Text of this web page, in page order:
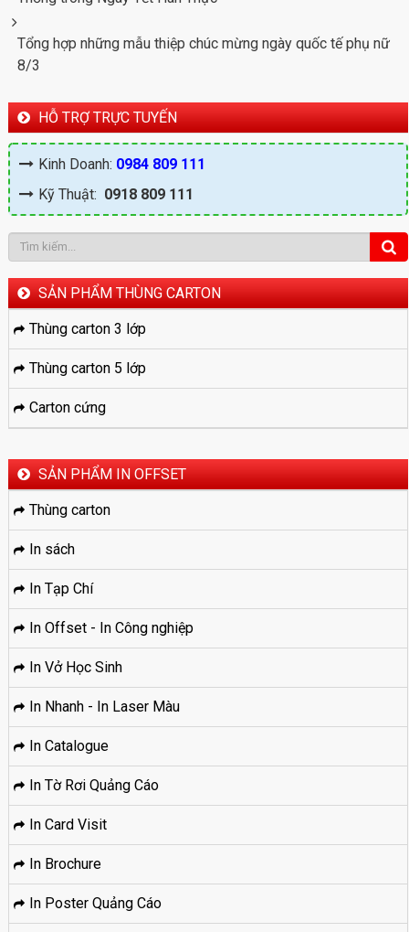
Tổng hợp những mẫu thiệp chúc mừng ngày quốc tế phụ nữ
8/3
HỖ TRỢ TRỰC TUYẾN
Kinh Doanh: 0984 809 111
Kỹ Thuật: 0918 809 111
SẢN PHẨM THÙNG CARTON
Thùng carton 3 lớp
Thùng carton 5 lớp
Carton cứng
SẢN PHẨM IN OFFSET
Thùng carton
In sách
In Tạp Chí
In Offset - In Công nghiệp
In Vở Học Sinh
In Nhanh - In Laser Màu
In Catalogue
In Tờ Rơi Quảng Cáo
In Card Visit
In Brochure
In Poster Quảng Cáo